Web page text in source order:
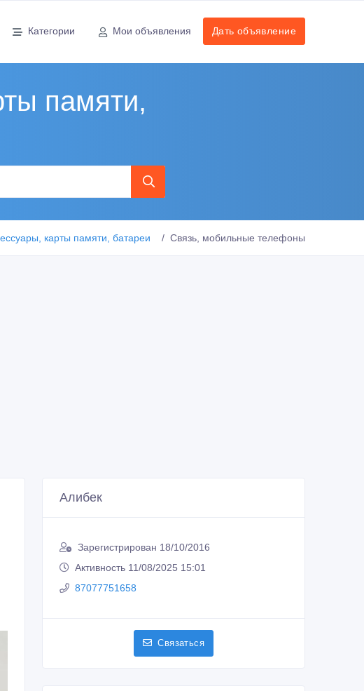
Категории Мои объявления Дать объявление
памяти,
карты памяти, батареи Связь, мобильные телефоны
Алибек
Зарегистрирован 18/10/2016
Активность 11/08/2025 15:01
87077751658
Связаться